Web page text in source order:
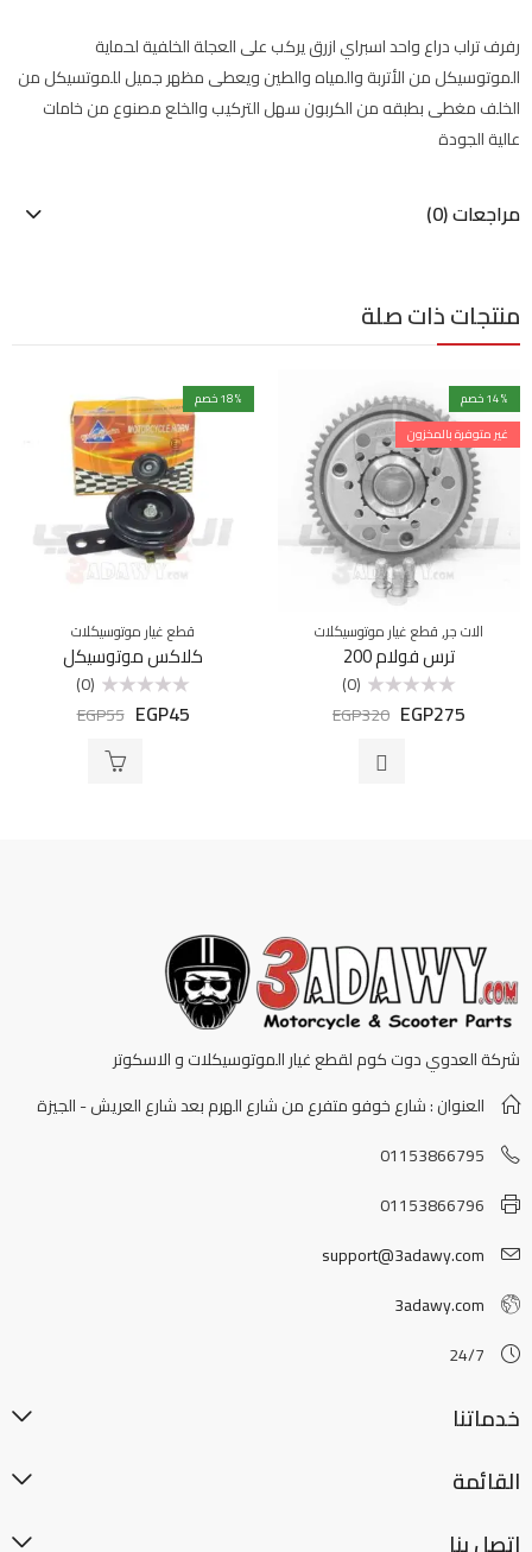
رفرف تراب دراع واحد اسبراي ازرق يركب على العجلة الخلفية لحماية
الموتوسيكل من الأتربة والمياه والطين ويعطى مظهر جميل للموتسيكل من
الخلف مغطى بطبقه من الكربون سهل التركيب والخلع مصنوع من خامات
عالية الجودة
مراجعات (0)
منتجات ذات صلة
14% خصم
غير متوفرة بالمخزون
الات جر,قطع غيار موتوسيكلات
ترس فولام 200
التقييم
(0)
EGP275
EGP320
18% خصم
قطع غيار موتوسيكلات
كلاكس موتوسيكل
التقييم
(0)
EGP45
EGP55
شركة العدوي دوت كوم لقطع غيار الموتوسيكلات و الاسكوتر
العنوان : شارع خوفو متفرع من شارع الهرم بعد شارع العريش - الجيزة
01153866795
01153866796
support@3adawy.com
3adawy.com
24/7
خدماتنا
القائمة
اتصل بنا